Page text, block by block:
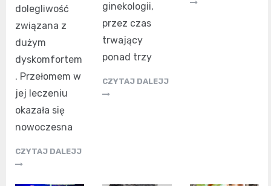
dolegliwość
związana z
dużym
dyskomfortem
. Przełomem w
jej leczeniu
okazała się
nowoczesna
CZYTAJ DALEJJ
ginekologii,
przez czas
trwający
ponad trzy
CZYTAJ DALEJJ